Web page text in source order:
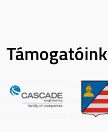
Támogatóink